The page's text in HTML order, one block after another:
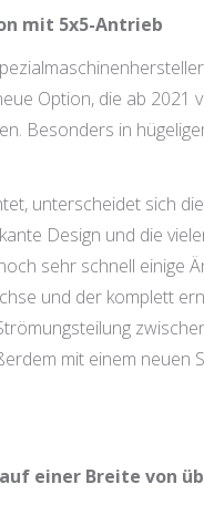
mit 5x5-Antrieb
Option, die ab 2021
Besonders in
unterscheidet sich
Design und die
sehr schnell einige
und der komplett
mit einem neuen
einer Breite von